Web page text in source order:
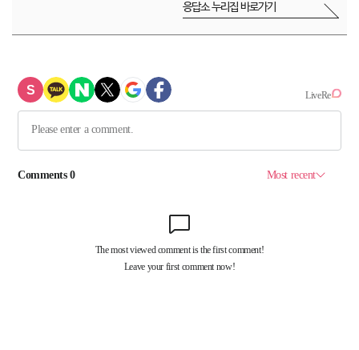
응답소 누리집 바로가기